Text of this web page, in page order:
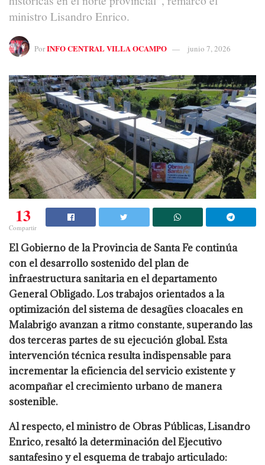
ministro Lisandro Enrico.
PorINFO CENTRAL VILLA OCAMPO junio 7, 2026
13
Compartir
El Gobierno de la Provincia de Santa Fe continúa
con el desarrollo sostenido del plan de
infraestructura sanitaria en el departamento
General Obligado. Los trabajos orientados a la
optimización del sistema de desagües cloacales en
Malabrigo avanzan a ritmo constante, superando las
dos terceras partes de su ejecución global. Esta
intervención técnica resulta indispensable para
incrementar la eficiencia del servicio existente y
acompañar el crecimiento urbano de manera
sostenible.
Al respecto, el ministro de Obras Públicas, Lisandro
Enrico, resaltó la determinación del Ejecutivo
santafesino y el esquema de trabajo articulado: